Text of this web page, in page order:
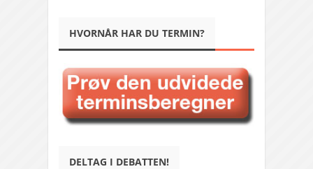
HVORNÅR HAR DU TERMIN?
DELTAG I DEBATTEN!